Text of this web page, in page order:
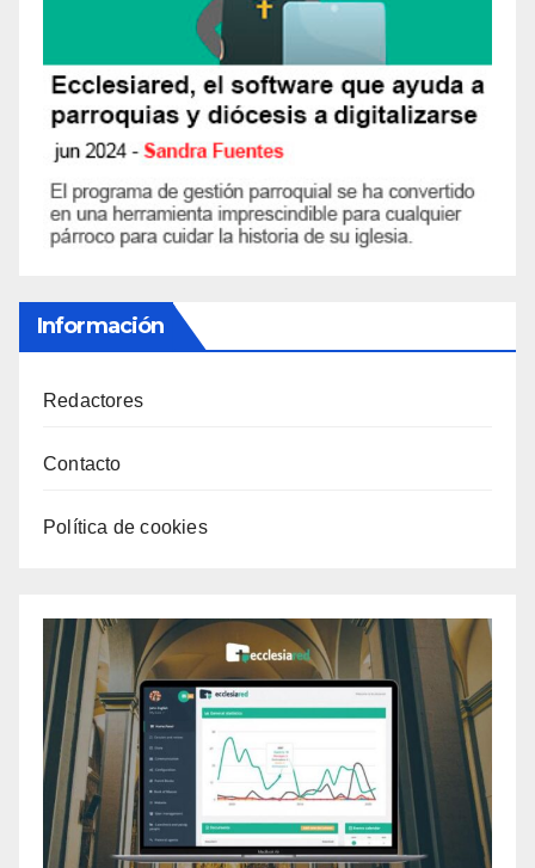
Información
Redactores
Contacto
Política de cookies